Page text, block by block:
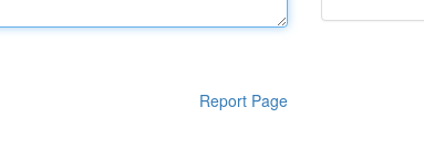
Report Page